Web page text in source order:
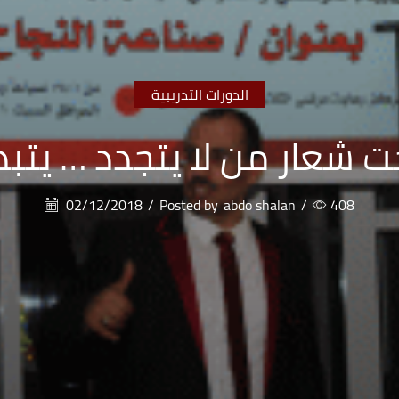
الدورات التدريبية
شعار من لا يتجدد …
02/12/2018 / Posted by abdo shalan / 408